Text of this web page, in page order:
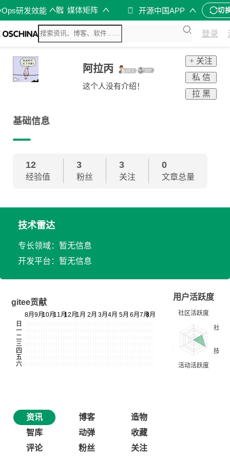
研发效能 媒体矩阵 开源中国APP 切
登录
阿拉丙
这个人没有介绍！
+ 关注
私 信
拉 黑
基础信息
12
经验值
3
粉丝
3
关注
0
文章总量
技术雷达
专长领域：暂无信息
开发平台：暂无信息
gitee贡献
用户活跃度
资讯 博客
造物
智库
动弹
收藏
评论
粉丝 关注